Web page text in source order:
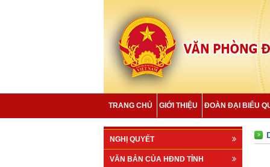
TRANG CHỦ GIỚI THIỆU ĐOÀN ĐẠI BIỂU
NGHỊ QUYẾT
VĂN BẢN CỦA HĐND TỈNH